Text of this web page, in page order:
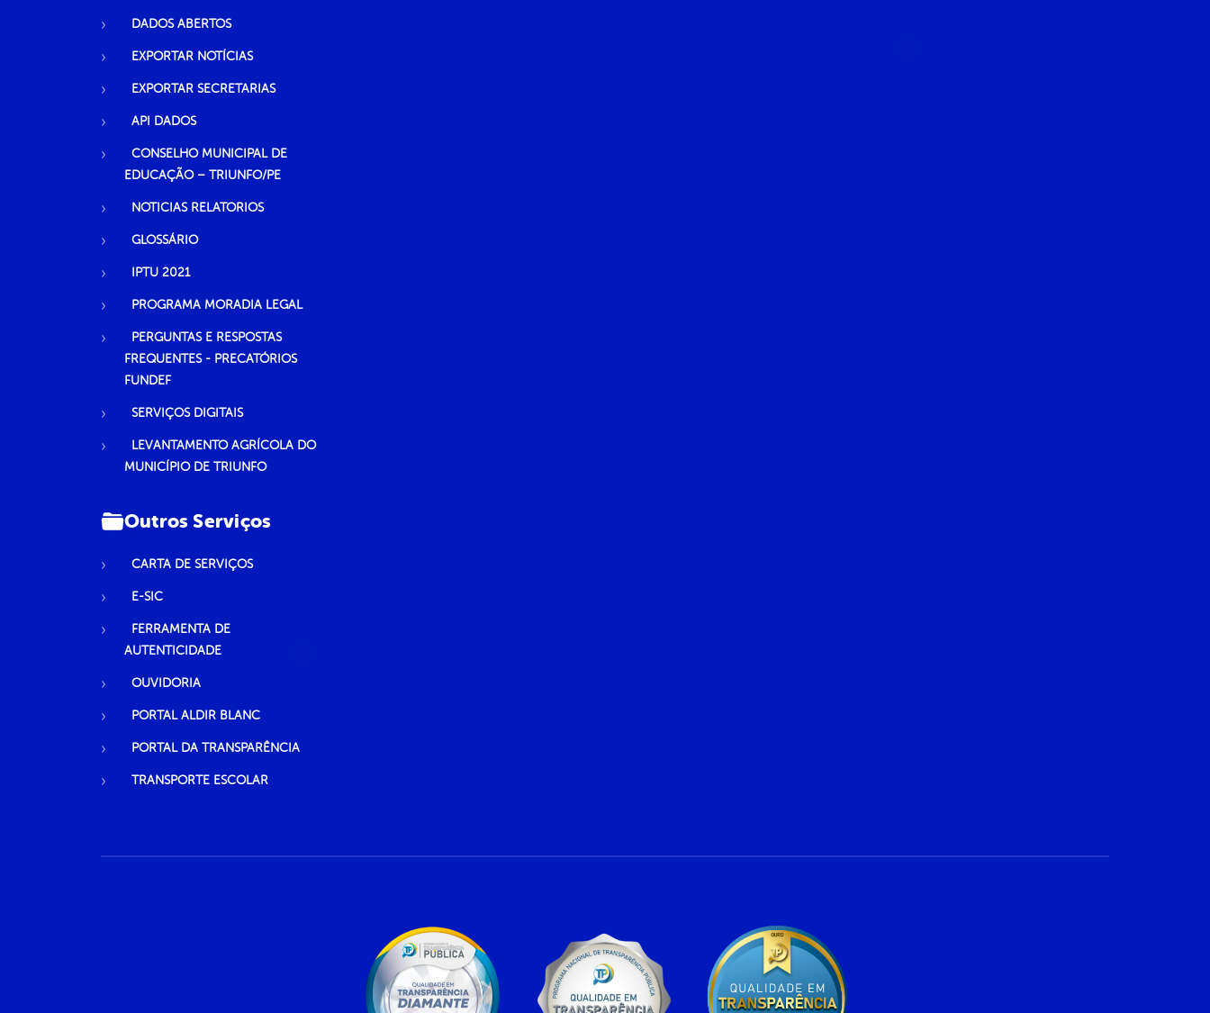
DADOS ABERTOS
EXPORTAR NOTÍCIAS
EXPORTAR SECRETARIAS
API DADOS
CONSELHO MUNICIPAL DE
EDUCAÇÃO – TRIUNFO/PE
NOTICIAS RELATORIOS
GLOSSÁRIO
IPTU 2021
PROGRAMA MORADIA LEGAL
PERGUNTAS E RESPOSTAS
FREQUENTES - PRECATÓRIOS
FUNDEF
SERVIÇOS DIGITAIS
LEVANTAMENTO AGRÍCOLA DO
MUNICÍPIO DE TRIUNFO
Outros Serviços
CARTA DE SERVIÇOS
E-SIC
FERRAMENTA DE
AUTENTICIDADE
OUVIDORIA
PORTAL ALDIR BLANC
PORTAL DA TRANSPARÊNCIA
TRANSPORTE ESCOLAR